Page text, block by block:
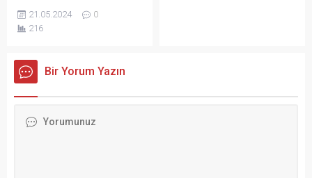
buğday ekili arazi küle
döndü.
21.05.2024
0
216
Bir Yorum Yazın